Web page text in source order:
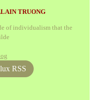
TRUONG
of individualism that the
RSS